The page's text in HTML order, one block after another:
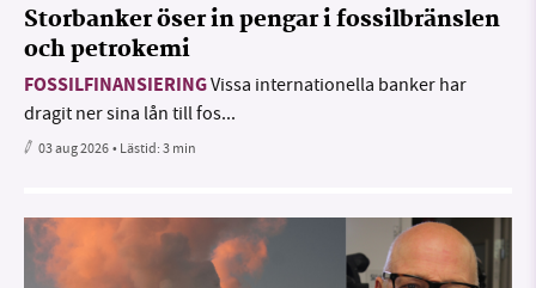
Storbanker öser in pengar i fossilbränslen
och petrokemi
FOSSILFINANSIERINGVissa internationella banker har
dragit ner sina lån till fos...
03 aug 2026• Lästid:3 min